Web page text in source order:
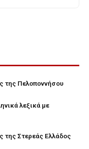
της Πελοποννήσου
λεξικά με
της Στερεάς Ελλάδος